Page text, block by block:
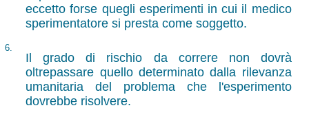
eccetto forse quegli esperimenti in cui il medico
sperimentatore si presta come soggetto.
6.
Il grado di rischio da correre non dovrà
oltrepassare quello determinato dalla rilevanza
umanitaria del problema che l'esperimento
dovrebbe risolvere.